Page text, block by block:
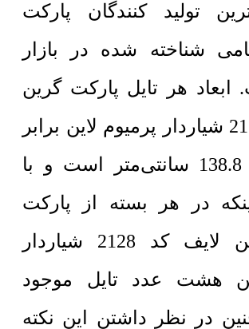
تولید کنندگان پارکت
شناخته شده در بازار
ابعاد هر تایل پارکت گرین
لایف کد 2128 شیاردار پرمیوم لاین برابر
با 23.1 در 138.8 سانتی‌متر است و با
در هر بسته از پارکت
لمینت گرین لایف کد 2128 شیاردار
هشت عدد تایل موجود
در نظر داشتن این نکته